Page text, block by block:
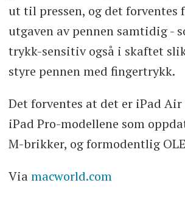
ut til pressen, og det forventes
utgaven av pennen samtidig -
trykk-sensitiv også i skaftet
styre pennen med fingertrykk.
Det forventes at det er iPad
iPad Pro-modellene som
M-brikker, og formodentlig
Via macworld.com